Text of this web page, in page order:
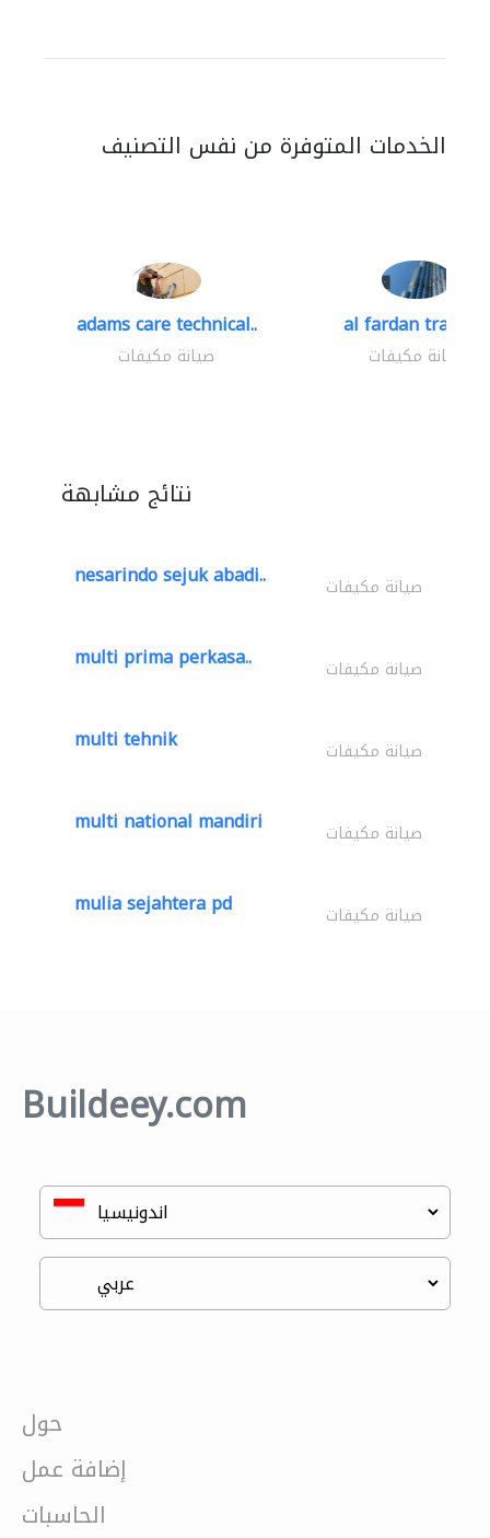
الخدمات المتوفرة من نفس التصنيف
adams care technical..
صيانة مكيفات
al fardan trading..
صيانة مكيفات
نتائج مشابهة
nesarindo sejuk abadi.. صيانة مكيفات
multi prima perkasa.. صيانة مكيفات
multi tehnik صيانة مكيفات
multi national mandiri صيانة مكيفات
mulia sejahtera pd صيانة مكيفات
Buildeey.com
حول
إضافة عمل
الحاسبات